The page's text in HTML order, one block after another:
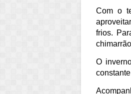
Com o
frios.
O